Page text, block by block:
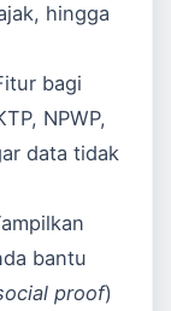
hingga
bagi
NPWP,
data tidak
bantu
proof)